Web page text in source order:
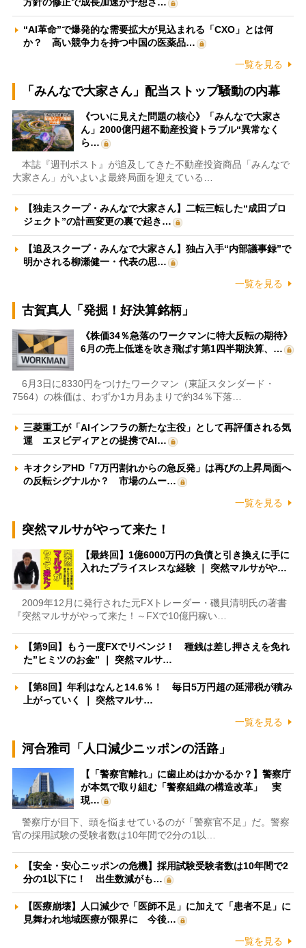
方針の修正で成長加速が予想さ…
“AI革命”で爆発的な需要拡大が見込まれる「CXO」とは何
か？ 高い競争力を持つ中国の医薬品…
一覧を見る
「みんなで大家さん」配当ストップ騒動の内幕
《ついに見えた問題の核心》「みんなで大家さ
ん」2000億円超不動産投資トラブル“異常なく
ら…
本誌『週刊ポスト』が追及してきた不動産投資商品「みんなで
大家さん」がいよいよ最終局面を迎えている…
【独走スクープ・みんなで大家さん】二転三転した“成田プロ
ジェクト”の計画変更の裏で起き…
【追及スクープ・みんなで大家さん】独占入手“内部議事録”で
明かされる柳瀬健一・代表の思…
一覧を見る
古賀真人「発掘！好決算銘柄」
《株価34％急落のワークマンに特大反転の期待》
6月の売上低迷を吹き飛ばす第1四半期決算、…
6月3日に8330円をつけたワークマン（東証スタンダード・
7564）の株価は、わずか1カ月あまりで約34％下落…
三菱重工が「AIインフラの新たな主役」として再評価される気
運 エヌビディアとの提携でAI…
キオクシアHD「7万円割れからの急反発」は再びの上昇局面へ
の反転シグナルか？ 市場のムー…
一覧を見る
突然マルサがやって来た！
【最終回】1億6000万円の負債と引き換えに手に
入れたプライスレスな経験 ｜ 突然マルサがや…
2009年12月に発行された元FXトレーダー・磯貝清明氏の著書
『突然マルサがやって来た！～FXで10億円稼い…
【第9回】もう一度FXでリベンジ！ 種銭は差し押さえを免れ
た”ヒミツのお金” ｜ 突然マルサ…
【第8回】年利はなんと14.6％！ 毎日5万円超の延滞税が積み
上がっていく ｜ 突然マルサ…
一覧を見る
河合雅司「人口減少ニッポンの活路」
【「警察官離れ」に歯止めはかかるか？】警察庁
が本気で取り組む「警察組織の構造改革」 実
現…
警察庁が目下、頭を悩ませているのが「警察官不足」だ。警察
官の採用試験の受験者数は10年間で2分の1以…
【安全・安心ニッポンの危機】採用試験受験者数は10年間で2
分の1以下に！ 出生数減がも…
【医療崩壊】人口減少で「医師不足」に加えて「患者不足」に
見舞われ地域医療が限界に 今後…
一覧を見る